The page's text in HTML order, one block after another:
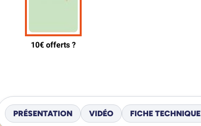
PRÉSENTATION VIDÉO FICHE TECHNIQUE